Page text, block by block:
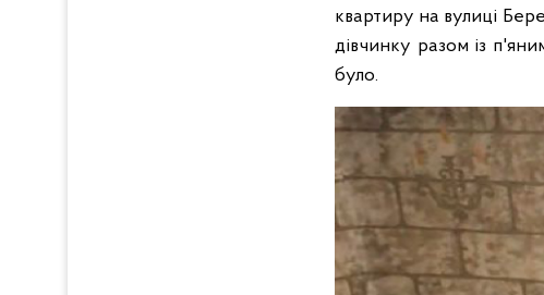
квартиру на вулиці
дівчинку разом із
було.